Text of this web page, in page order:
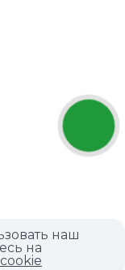
наш
на